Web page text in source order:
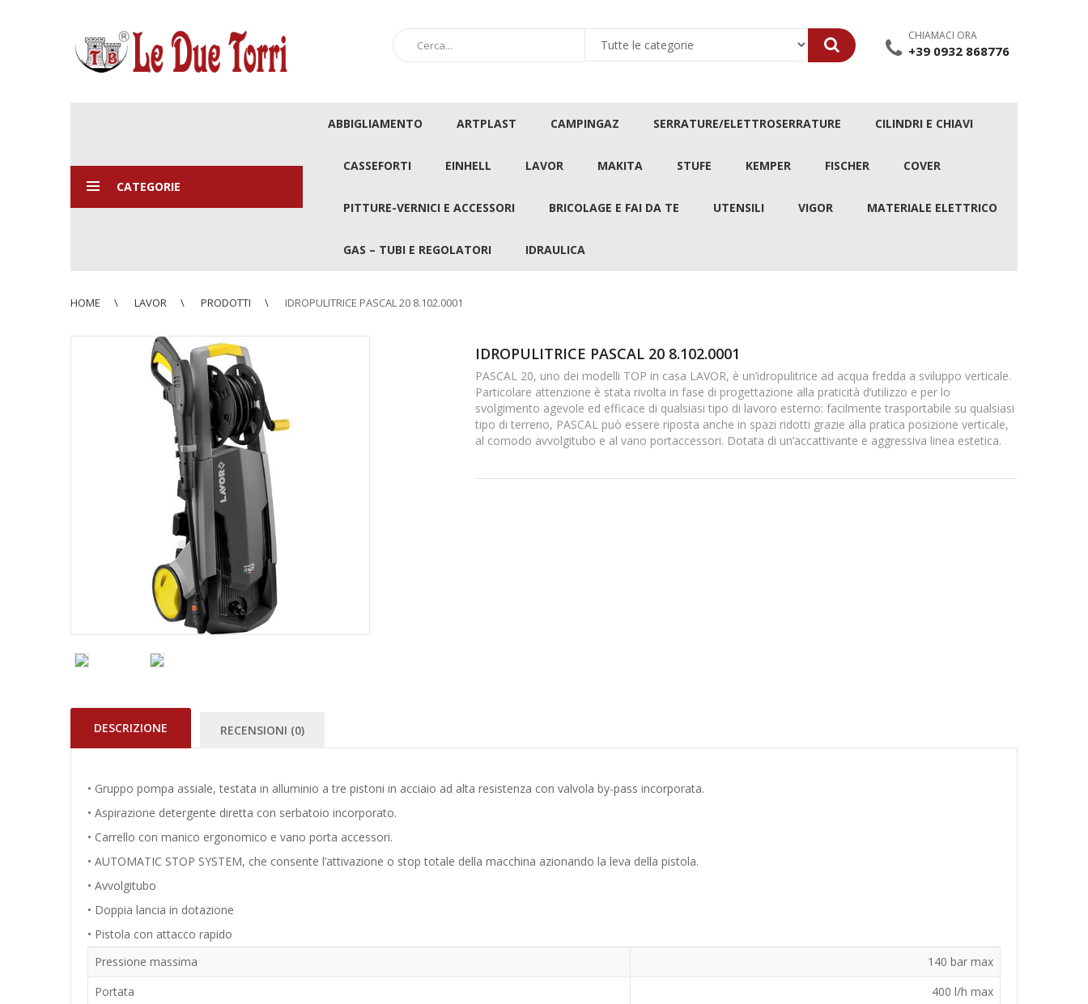
CHIAMACI ORA
+39 0932 868776
CATEGORIE
ABBIGLIAMENTO ARTPLAST CAMPINGAZ SERRATURE/ELETTROSERRATURE CILINDRI E CHIAVI
CASSEFORTI EINHELL LAVOR MAKITA STUFE KEMPER FISCHER COVER
PITTURE-VERNICI E ACCESSORI BRICOLAGE E FAI DA TE UTENSILI VIGOR MATERIALE ELETTRICO
GAS – TUBI E REGOLATORI IDRAULICA
HOME LAVOR PRODOTTI IDROPULITRICE PASCAL 20 8.102.0001
IDROPULITRICE PASCAL 20 8.102.0001
PASCAL 20, uno dei modelli TOP in casa LAVOR, è un’idropulitrice ad acqua fredda a sviluppo verticale.
Particolare attenzione è stata rivolta in fase di progettazione alla praticità d’utilizzo e per lo
svolgimento agevole ed efficace di qualsiasi tipo di lavoro esterno: facilmente trasportabile su qualsiasi
tipo di terreno, PASCAL può essere riposta anche in spazi ridotti grazie alla pratica posizione verticale,
al comodo avvolgitubo e al vano portaccessori. Dotata di un’accattivante e aggressiva linea estetica.
DESCRIZIONE RECENSIONI (0)
• Gruppo pompa assiale, testata in alluminio a tre pistoni in acciaio ad alta resistenza con valvola by-pass incorporata.
• Aspirazione detergente diretta con serbatoio incorporato.
• Carrello con manico ergonomico e vano porta accessori.
• AUTOMATIC STOP SYSTEM, che consente l’attivazione o stop totale della macchina azionando la leva della pistola.
• Avvolgitubo
• Doppia lancia in dotazione
• Pistola con attacco rapido
Pressione massima
140 bar max
Portata
400 l/h max